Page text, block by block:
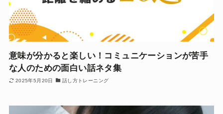
意味が分かると楽しい！コミュニケーションが苦手
な人のための面白い話ネタ集
2025年5月20日 話し方トレーニング